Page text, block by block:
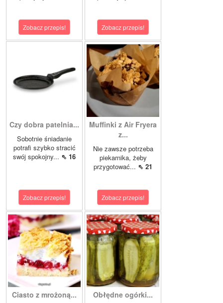
Zobacz przepis! Zobacz przepis!
Czy dobra patelnia...
Sobotnie śniadanie
potrafi szybko stracić
swój spokojny... ⇖ 16
Zobacz przepis!
Muffinki z Air Fryera
z...
Nie zawsze potrzeba
piekarnika, żeby
przygotować... ⇖ 21
Zobacz przepis!
Ciasto z mrożoną... Obłędne ogórki...